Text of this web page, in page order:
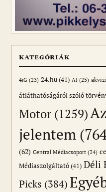
KATEGÓRIÁK
4iG (23) 24.hu(41) AI (25)
átláthatóságáról szóló
Motor (1259)
jelentem
(62) Central Médiacsoport (24)
Médiaszolgáltató(41) Déli
Picks (384)